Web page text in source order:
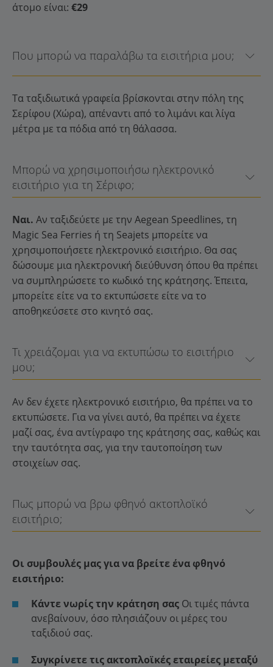
άτομο είναι: €29
Που μπορώ να παραλάβω τα εισιτήρια μου;
Τα ταξιδιωτικά γραφεία βρίσκονται στην πόλη της
Σερίφου (Χώρα), απέναντι από το λιμάνι και λίγα
μέτρα με τα πόδια από τη θάλασσα.
Μπορώ να χρησιμοποιήσω ηλεκτρονικό
εισιτήριο για τη Σέριφο;
Ναι. Αν ταξιδεύετε με την Aegean Speedlines, τη
Magic Sea Ferries ή τη Seajets μπορείτε να
χρησιμοποιήσετε ηλεκτρονικό εισιτήριο. Θα σας
δώσουμε μια ηλεκτρονική διεύθυνση όπου θα πρέπει
να συμπληρώσετε το κωδικό της κράτησης. Έπειτα,
μπορείτε είτε να το εκτυπώσετε είτε να το
αποθηκεύσετε στο κινητό σας.
Τι χρειάζομαι για να εκτυπώσω το εισιτήριο
μου;
Αν δεν έχετε ηλεκτρονικό εισιτήριο, θα πρέπει να το
εκτυπώσετε. Για να γίνει αυτό, θα πρέπει να έχετε
μαζί σας, ένα αντίγραφο της κράτησης σας, καθώς και
την ταυτότητα σας, για την ταυτοποίηση των
στοιχείων σας.
Πως μπορώ να βρω φθηνό ακτοπλοϊκό
εισιτήριο;
Οι συμβουλές μας για να βρείτε ένα φθηνό
εισιτήριο:
Κάντε νωρίς την κράτηση σας Οι τιμές πάντα
ανεβαίνουν, όσο πλησιάζουν οι μέρες του
ταξιδιού σας.
Συγκρίνετε τις ακτοπλοϊκές εταιρείες μεταξύ